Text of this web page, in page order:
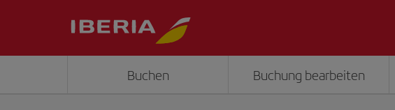
Buchen Buchung bearbeiten